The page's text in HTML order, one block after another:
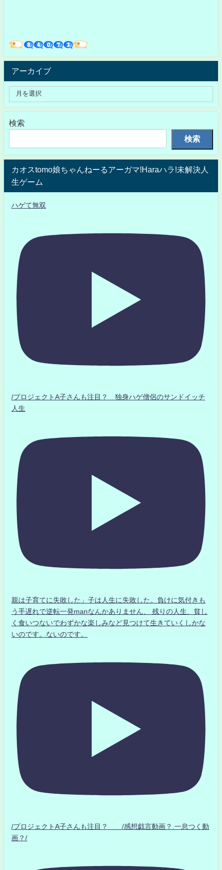
アーカイブ
検索
検索
カオスtomo娘ちゃんねーるアーガマ!Haraハラ!未解決人
生ゲーム
ハゲて無双
/プロジェクトA子さんも注目？ 独身ハゲ僧侶のサンドイッチ
人生
親は子育てに失敗した」子は人生に失敗した。負けに気付きも
う手遅れで逆転一発manなんかありません、 残りの人生、貧し
く食いつないでわずかな楽しみなど見つけて生きていくしかな
いのです。ないのです。
/プロジェクトA子さんも注目？ /感想戯言動画？.一息つく動
画？/